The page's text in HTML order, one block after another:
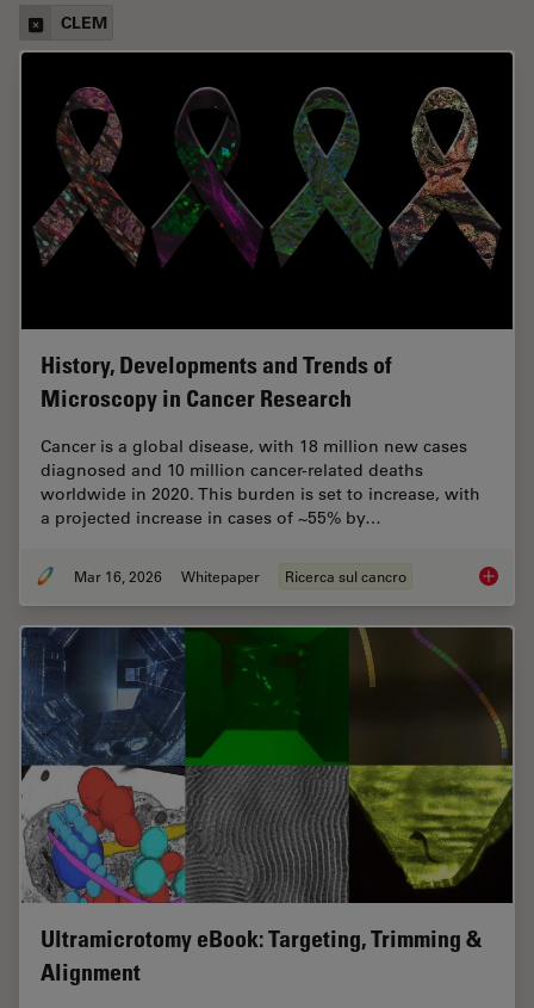
CLEM
History, Developments and Trends of
Microscopy in Cancer Research
Cancer is a global disease, with 18 million new cases
diagnosed and 10 million cancer-related deaths
worldwide in 2020. This burden is set to increase, with
a projected increase in cases of ~55% by…
Mar 16, 2026 Whitepaper Ricerca sul cancro
Ultramicrotomy eBook: Targeting, Trimming &
Alignment